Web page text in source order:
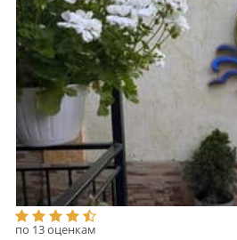
по 13 оценкам